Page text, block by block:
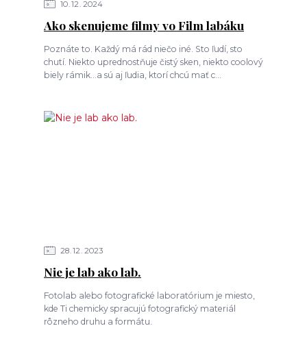
10 12 2024
Ako skenujeme filmy vo Film labáku
Poznáte to. Každý má rád niečo iné. Sto ľudí, sto
chutí. Niekto uprednostňuje čistý sken, niekto coolový
biely rámik...a sú aj ľudia, ktorí chcú mať c...
28 12 2023
Nie je lab ako lab.
Fotolab alebo fotografické laboratórium je miesto,
kde Ti chemicky spracujú fotografický materiál
rôzneho druhu a formátu.